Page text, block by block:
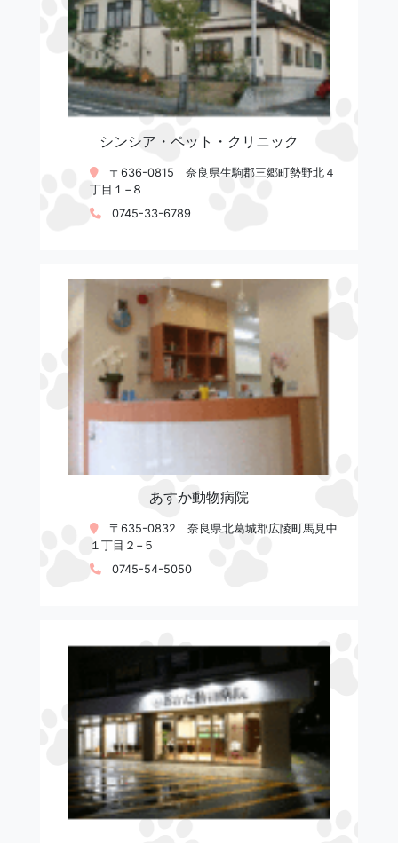
シンシア・ペット・クリニック
〒636-0815 奈良県生駒郡三郷町勢野北４
丁目１−８
0745-33-6789
あすか動物病院
〒635-0832 奈良県北葛城郡広陵町馬見中
１丁目２−５
0745-54-5050